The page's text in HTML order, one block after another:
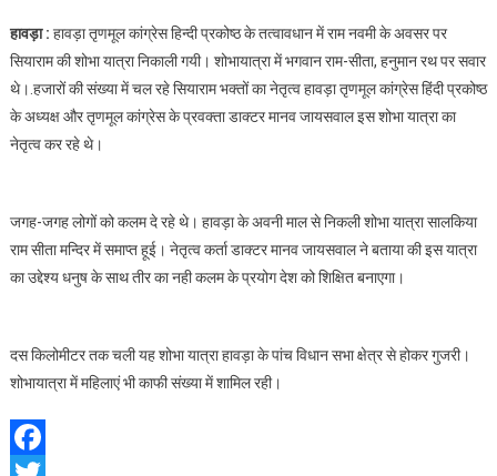
में
राम
नवमी
पर
यात्रा
हावड़ा : हावड़ा तृणमूल कांग्रेस हिन्दी प्रकोष्ठ के तत्वावधान में राम नवमी के अवसर पर
सियाराम की शोभा यात्रा निकाली गयी। शोभायात्रा में भगवान राम-सीता, हनुमान रथ पर सवार
थे।.हजारों की संख्या में चल रहे सियाराम भक्तों का नेतृत्व हावड़ा तृणमूल कांग्रेस हिंदी प्रकोष्ठ
के अध्यक्ष और तृणमूल कांग्रेस के प्रवक्ता डाक्टर मानव जायसवाल इस शोभा यात्रा का
नेतृत्व कर रहे थे।
जगह-जगह लोगों को कलम दे रहे थे। हावड़ा के अवनी माल से निकली शोभा यात्रा सालकिया
राम सीता मन्दिर में समाप्त हूई। नेतृत्व कर्ता डाक्टर मानव जायसवाल ने बताया की इस यात्रा
का उद्देश्य धनुष के साथ तीर का नही कलम के प्रयोग देश को शिक्षित बनाएगा।
दस किलोमीटर तक चली यह शोभा यात्रा हावड़ा के पांच विधान सभा क्षेत्र से होकर गुजरी।
शोभायात्रा में महिलाएं भी काफी संख्या में शामिल रही।